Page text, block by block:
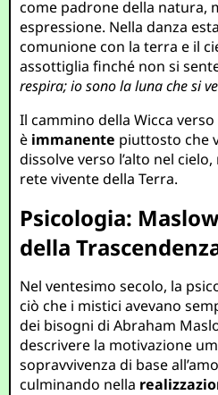
come padrone della natura,
espressione. Nella danza
comunione con la terra e il
assottiglia finché non si
respira; io sono la luna che si
Il cammino della Wicca
è immanente piuttosto che
dissolve verso l’alto nel
rete vivente della Terra.
Psicologia:
della
Nel ventesimo secolo, la
ciò che i mistici avevano
dei bisogni di Abraham
descrivere la motivazione
sopravvivenza di base
culminando nella